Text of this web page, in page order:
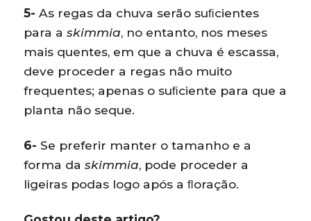
5-As regas da chuva serão suﬁcientes
para askimmia, no entanto, nos meses
mais quentes, em que a chuva é escassa,
deve proceder a regas não muito
frequentes; apenas o suﬁciente para que a
planta não seque.
6- Se preferir manter o tamanho e a
forma daskimmia, pode proceder a
ligeiras podas logo após a ﬂoração.